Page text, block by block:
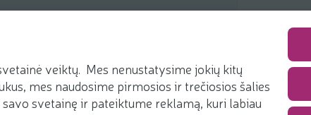
veiktų. Mes nenustatysime jokių kitų
mes naudosime pirmosios ir trečiosios šalies
svetainę ir pateiktume reklamą, kuri labiauPackaging fee